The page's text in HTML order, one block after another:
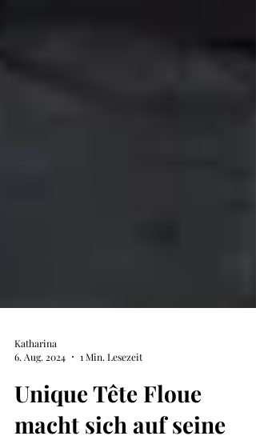
6. Aug. 2024
1 Min. Lesezeit
Unique Tête Floue